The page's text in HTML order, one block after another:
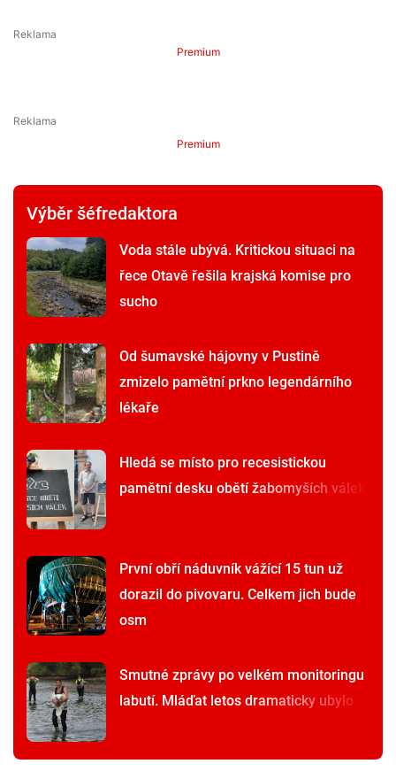
Premium
Premium
Výběr šéfredaktora
Voda stále ubývá. Kritickou situaci na
řece Otavě řešila krajská komise pro
sucho
Od šumavské hájovny v Pustině
zmizelo pamětní prkno legendárního
lékaře
Hledá se místo pro recesistickou
pamětní desku obětí žabomyších válek
První obří náduvník vážící 15 tun už
dorazil do pivovaru. Celkem jich bude
osm
Smutné zprávy po velkém monitoringu
labutí. Mláďat letos dramaticky ubylo